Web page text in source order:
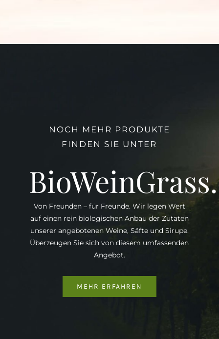
NOCH MEHR PRODUKTE
FINDEN SIE UNTER
Von Freunden – für Freunde. Wir legen Wert
auf einen rein biologischen Anbau der Zutaten
unserer angebotenen Weine, Säfte und Sirupe.
Überzeugen Sie sich von diesem umfassenden
Angebot.
MEHR ERFAHREN